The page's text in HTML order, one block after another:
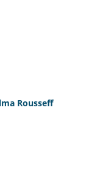
Rousseff